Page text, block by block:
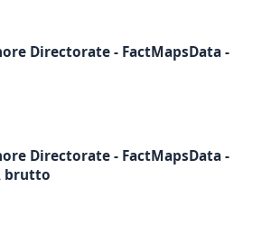
Directorate - FactMapsData -
Directorate - FactMapsData -
brutto